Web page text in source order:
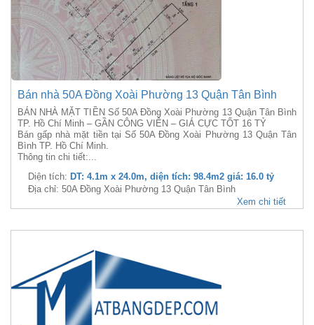
Bán nhà 50A Đồng Xoài Phường 13 Quận Tân Bình
BÁN NHÀ MẶT TIỀN Số 50A Đồng Xoài Phường 13 Quận Tân Bình
TP. Hồ Chí Minh – GẦN CÔNG VIÊN – GIÁ CỰC TỐT 16 TỶ
Bán gấp nhà mặt tiền tại Số 50A Đồng Xoài Phường 13 Quận Tân
Bình TP. Hồ Chí Minh.
Thông tin chi tiết:...
Diện tích: DT: 4.1m x 24.0m, diện tích: 98.4m2 giá: 16.0 tỷ
Địa chỉ: 50A Đồng Xoài Phường 13 Quận Tân Bình
Xem chi tiết